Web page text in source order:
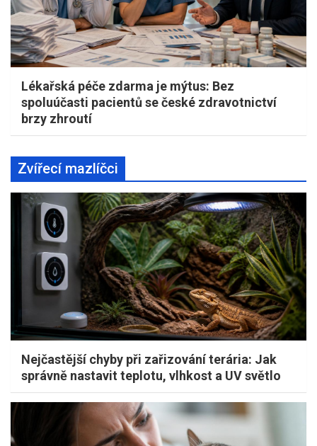
Lékařská péče zdarma je mýtus: Bez
spoluúčasti pacientů se české zdravotnictví
brzy zhroutí
Zvířecí mazlíčci
Nejčastější chyby při zařizování terária: Jak
správně nastavit teplotu, vlhkost a UV světlo